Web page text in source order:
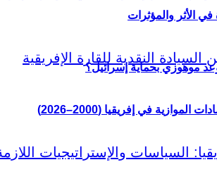
موهوزي بحماية إسرائيل؟
في الأثر والمؤثرات
في إفريقيا (2000–2026)